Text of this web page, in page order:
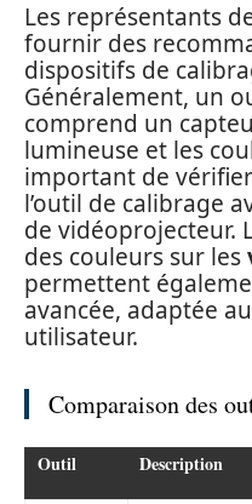
Les représentants
fournir des
dispositifs de
Généralement, un
comprend un
lumineuse et les
important de
l’outil de calibrage
de vidéoprojecteur.
des couleurs sur les
permettent
avancée, adaptée
utilisateur.
Comparaison des
Outil Description